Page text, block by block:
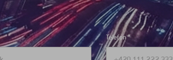
Telefon